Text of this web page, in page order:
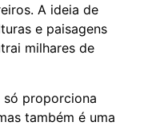
A ideia de
e paisagens
milhares de
só proporciona
também é uma